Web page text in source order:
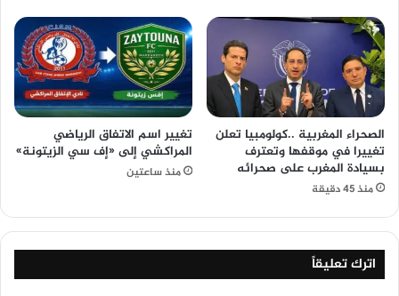
الصحراء المغربية ..كولومبيا تعلن
تغييرا في موقفها وتعترف
بسيادة المغرب على صحرائه
منذ 45 دقيقة
تغيير اسم الاتفاق الرياضي
المراكشي إلى «إف سي الزيتونة»
منذ ساعتين
اترك تعليقاً